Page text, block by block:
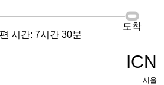
시간: 7시간 30분
도착
ICN
서울